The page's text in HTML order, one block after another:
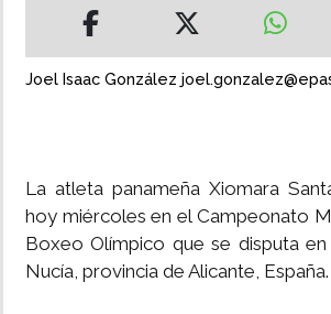
IMPRESO
Joel Isaac González
La atleta panameña Xiomara
hoy miércoles en el Campeonato
Boxeo Olímpico que se disputa
Nucía, provincia de Alicante, España.